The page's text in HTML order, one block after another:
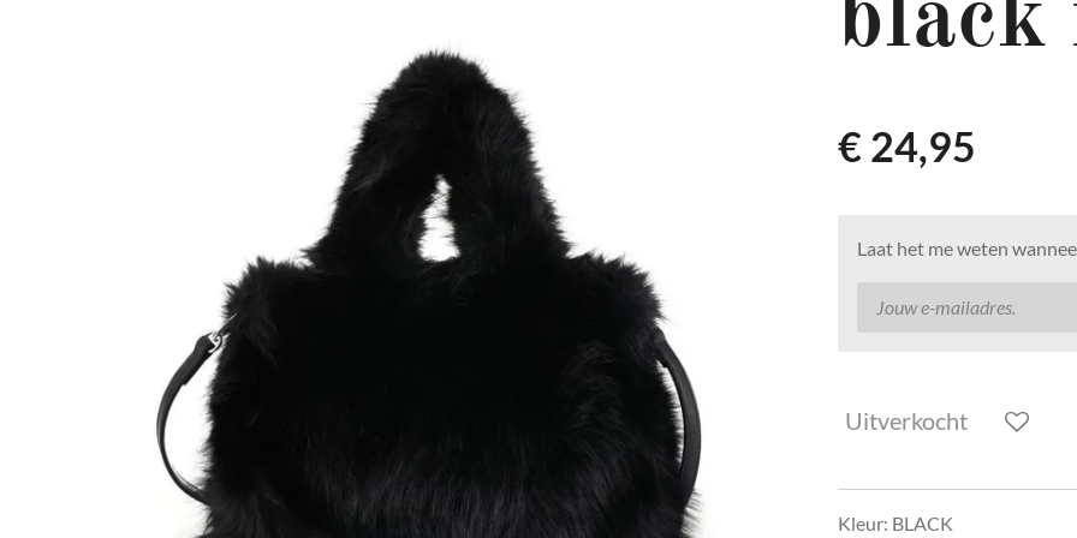
black
€ 24,95
Laat het me weten
Uitverkocht
Kleur: BLACK